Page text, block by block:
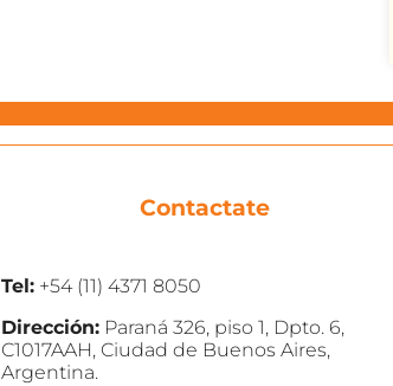
Contactate
Tel: +54 (11) 4371 8050
Dirección:Paraná 326, piso 1, Dpto. 6,
C1017AAH, Ciudad de Buenos Aires,
Argentina.